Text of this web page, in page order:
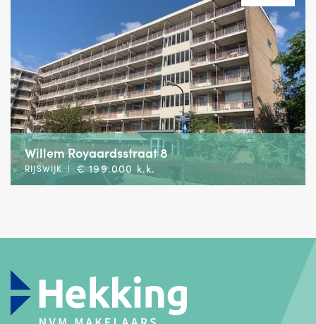
Willem Royaardsstraat 8
RIJSWIJK | € 199.000 k.k.